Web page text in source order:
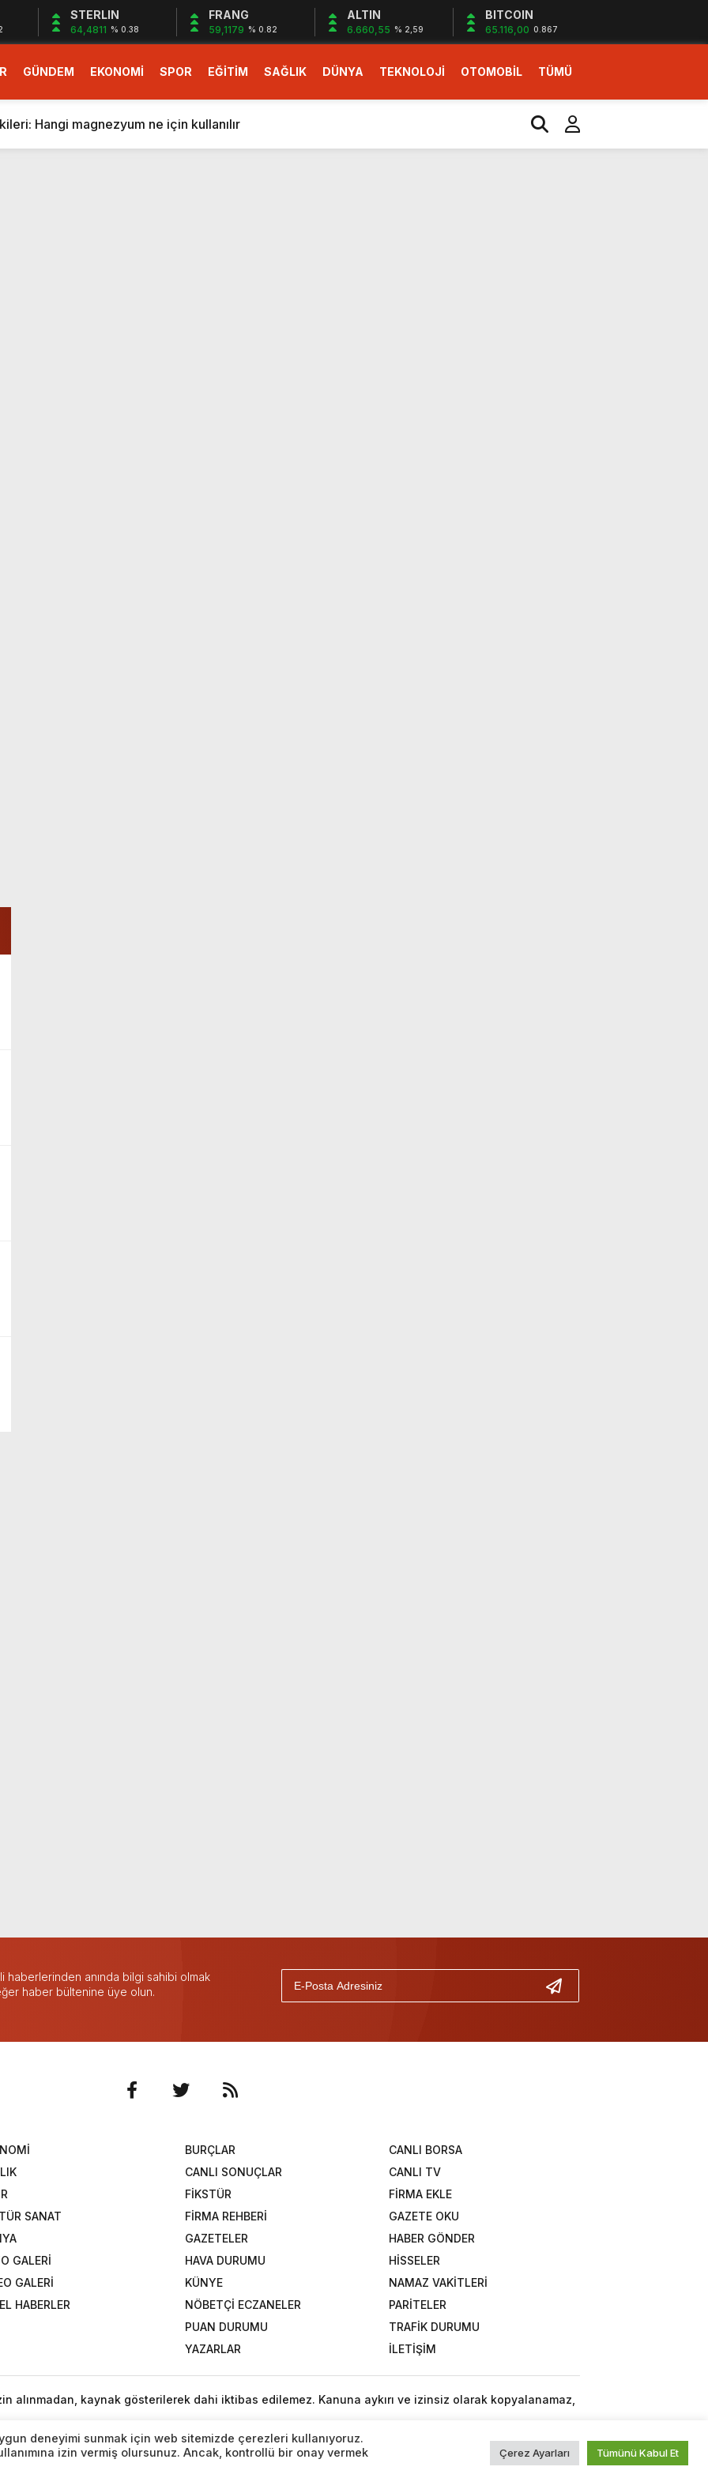
STERLIN
64,4811 % 0.38
FRANG
59,1179 % 0.82
ALTIN
6.660,55 % 2,59
BITCOIN
65.116,00 0.867
GÜNDEM EKONOMİ SPOR EĞİTİM SAĞLIK DÜNYA TEKNOLOJİ OTOMOBİL TÜMÜ
dev teklif
gelecek yeni özellikler belli oldu
Hangi magnezyum ne için kullanılır
başlıyor
haberlerinden anında bilgi sahibi olmak
haber bültenine üye olun.
SANAT
GALERİ
GALERİ
HABERLER
BURÇLAR
CANLI BORSA
CANLI SONUÇLAR
CANLI TV
FİKSTÜR
FİRMA EKLE
FİRMA REHBERİ
GAZETE OKU
GAZETELER
HABER GÖNDER
HAVA DURUMU
HİSSELER
KÜNYE
NAMAZ VAKİTLERİ
NÖBETÇİ ECZANELER
PARİTELER
PUAN DURUMU
TRAFİK DURUMU
YAZARLAR
İLETİŞİM
alınmadan, kaynak gösterilerek dahi iktibas edilemez. Kanuna aykırı ve izinsiz olarak kopyalanamaz,
deneyimi sunmak için web sitemizde çerezleri kullanıyoruz.
izin vermiş olursunuz. Ancak, kontrollü bir onay vermek
Çerez Ayarları Tümünü Kabul Et